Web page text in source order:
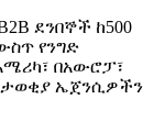
ደንበኞች ከ500
የንግድ
በአውሮፓ፣
ኤጀንሲዎችን